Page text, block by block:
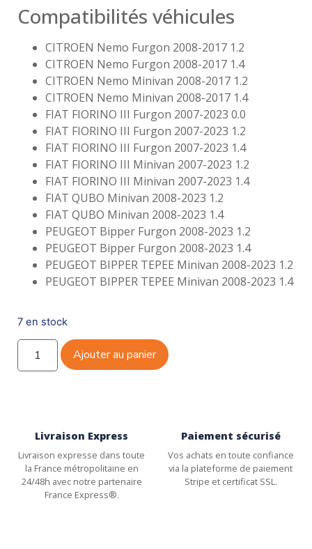
Compatibilités véhicules
CITROEN Nemo Furgon 2008-2017 1.2
CITROEN Nemo Furgon 2008-2017 1.4
CITROEN Nemo Minivan 2008-2017 1.2
CITROEN Nemo Minivan 2008-2017 1.4
FIAT FIORINO III Furgon 2007-2023 0.0
FIAT FIORINO III Furgon 2007-2023 1.2
FIAT FIORINO III Furgon 2007-2023 1.4
FIAT FIORINO III Minivan 2007-2023 1.2
FIAT FIORINO III Minivan 2007-2023 1.4
FIAT QUBO Minivan 2008-2023 1.2
FIAT QUBO Minivan 2008-2023 1.4
PEUGEOT Bipper Furgon 2008-2023 1.2
PEUGEOT Bipper Furgon 2008-2023 1.4
PEUGEOT BIPPER TEPEE Minivan 2008-2023 1.2
PEUGEOT BIPPER TEPEE Minivan 2008-2023 1.4
7 en stock
Ajouter au panier
Livraison Express
Livraison expresse dans toute
la France métropolitaine en
24/48h avec notre partenaire
France Express®.
Paiement sécurisé
Vos achats en toute confiance
via la plateforme de paiement
Stripe et certificat SSL.